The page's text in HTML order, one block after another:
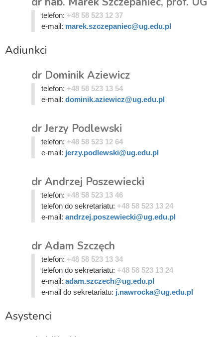
telefon: +48 58 523 12 37
e-mail: marek.szczepaniec@ug.edu.pl
Adiunkci
dr Dominik Aziewicz
telefon: +48 58 523 13 54
e-mail: dominik.aziewicz@ug.edu.pl
dr Jerzy Podlewski
telefon: +48 58 523 12 64
e-mail: jerzy.podlewski@ug.edu.pl
dr Andrzej Poszewiecki
telefon: +48 58 523 13 46
telefon do sekretariatu: +48 58 523 13 24
e-mail: andrzej.poszewiecki@ug.edu.pl
dr Adam Szczęch
telefon: +48 58 523 13 34
telefon do sekretariatu: +48 58 523 13 24
e-mail: adam.szczech@ug.edu.pl
e-mail do sekretariatu: j.nawrocka@ug.edu.pl
Asystenci